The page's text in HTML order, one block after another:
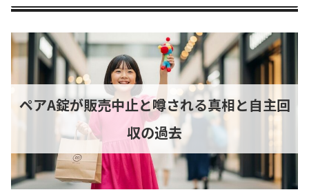
ペアA錠が販売中止と噂される真相と自主回
収の過去